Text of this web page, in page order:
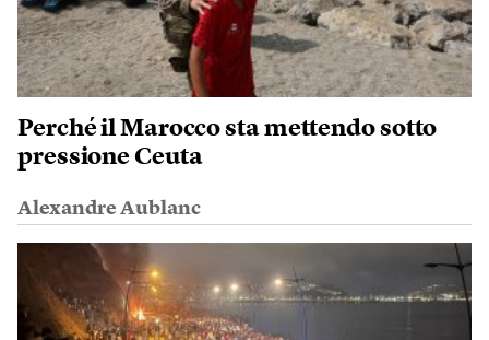
Perché il Marocco sta mettendo sotto
pressione Ceuta
Alexandre Aublanc